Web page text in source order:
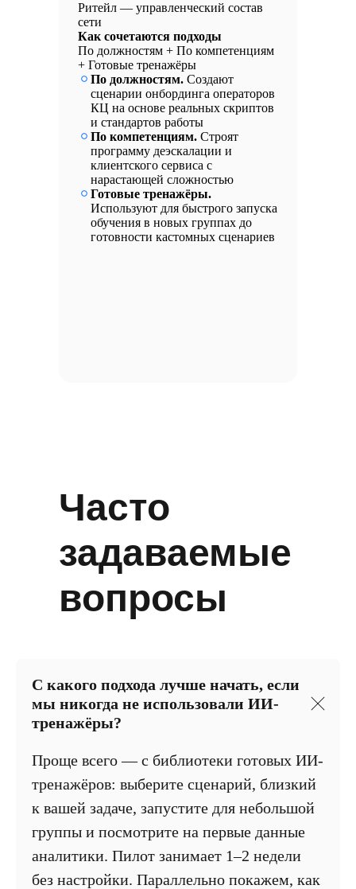
Ритейл — управленческий состав
сети
Как сочетаются подходы
По должностям + По компетенциям
+ Готовые тренажёры
По должностям. Создают
сценарии онбординга операторов
КЦ на основе реальных скриптов
и стандартов работы
По компетенциям. Строят
программу деэскалации и
клиентского сервиса с
нарастающей сложностью
Готовые тренажёры.
Используют для быстрого запуска
обучения в новых группах до
готовности кастомных сценариев
Часто
задаваемые
вопросы
С какого подхода лучше начать, если
мы никогда не использовали ИИ-
тренажёры?
Проще всего — с библиотеки готовых ИИ-
тренажёров: выберите сценарий, близкий
к вашей задаче, запустите для небольшой
группы и посмотрите на первые данные
аналитики. Пилот занимает 1–2 недели
без настройки. Параллельно покажем, как